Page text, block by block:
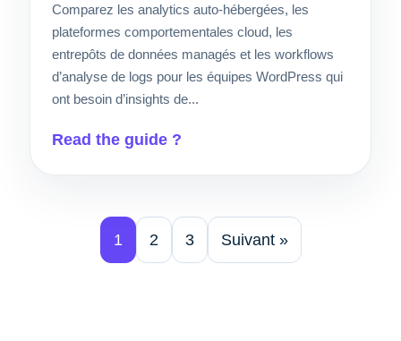
Comparez les analytics auto-hébergées, les
plateformes comportementales cloud, les
entrepôts de données managés et les workflows
d’analyse de logs pour les équipes WordPress qui
ont besoin d’insights de...
Read the guide ?
1 2 3 Suivant »